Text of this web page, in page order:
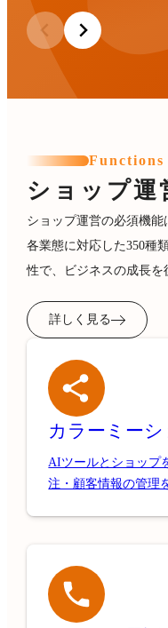
Functions
ショップ運
ショップ運営の必須機能
各業態に対応した350種
性で、ビジネスの成長を
詳しく見る
カラーミー
AIツールとショップ
注・顧客情報の管理